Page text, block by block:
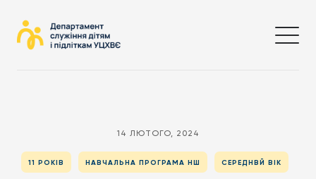
14 ЛЮТОГО, 2024
11 РОКІВ НАВЧАЛЬНА ПРОГРАМА НШ СЕРЕДНВЙ ВІК